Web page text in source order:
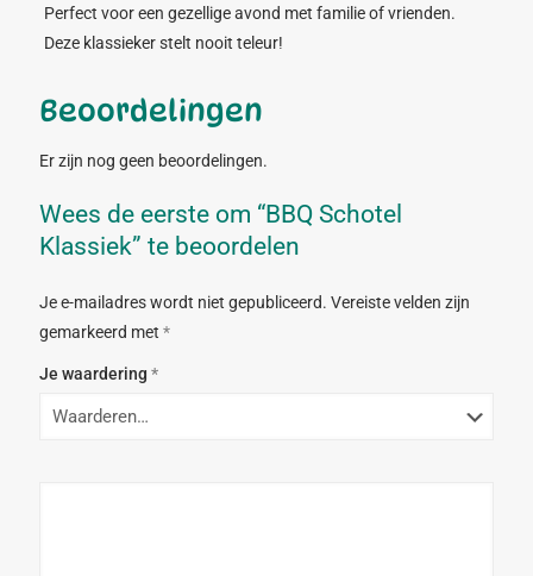
Perfect voor een gezellige avond met familie of vrienden.
Deze klassieker stelt nooit teleur!
Beoordelingen
Er zijn nog geen beoordelingen.
Wees de eerste om “BBQ Schotel
Klassiek” te beoordelen
Je e-mailadres wordt niet gepubliceerd. Vereiste velden zijn
gemarkeerd met *
Je waardering *